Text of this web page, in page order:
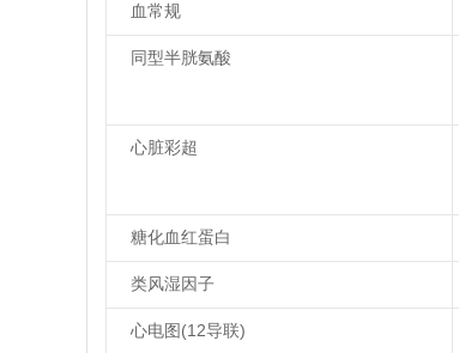
血常规
同型半胱氨酸
心脏彩超
糖化血红蛋白
类风湿因子
心电图(12导联)